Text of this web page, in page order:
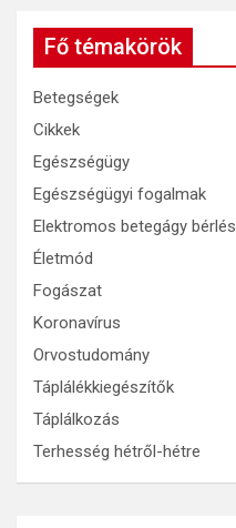
Fő témakörök
Betegségek
Cikkek
Egészségügy
Egészségügyi fogalmak
Elektromos betegágy bérlés
Életmód
Fogászat
Koronavírus
Orvostudomány
Táplálékkiegészítők
Táplálkozás
Terhesség hétről-hétre